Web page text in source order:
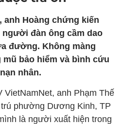
anh Hoàng chứng kiến
đàn ông cầm dao
đường. Không màng
mũ bảo hiểm và bình cứu
nhân.
VietNamNet, anh Phạm Thế
phường Dương Kinh, TP
là người xuất hiện trong